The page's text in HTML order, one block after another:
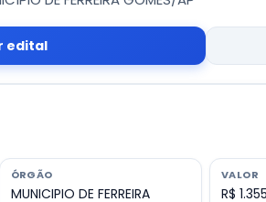
edital
ÓRGÃO
MUNICIPIO DE FERREIRA
VALOR
R$